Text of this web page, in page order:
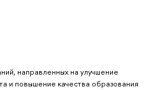
направленных на улучшение
и повышение качества образования